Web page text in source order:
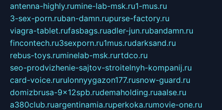
antenna-highly.rumine-lab-msk.ru1-mus.ru
3-sex-porn.ruban-damn.rupurse-factory.ru
viagra-tablet.rufasbags.ruadler-jun.rubandamn.ru
fincontech.ru3sexporn.ru1mus.rudarksand.ru
rebus-toys.ruminelab-msk.rurtdco.ru
seo-prodvizhenie-sajtov-stroitelnyh-kompanij.ru
card-voice.rurulonnyygazon177.rusnow-guard.ru
domizbrusa-9x12spb.rudemaholding.ruaalse.ru
a380club.ruargentinamia.ruperkoka.rumovie-one.ru